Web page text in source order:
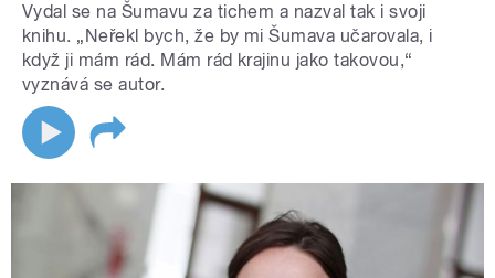
Vydal se na Šumavu za tichem a nazval tak i svoji
knihu. „Neřekl bych, že by mi Šumava učarovala, i
když ji mám rád. Mám rád krajinu jako takovou,“
vyznává se autor.